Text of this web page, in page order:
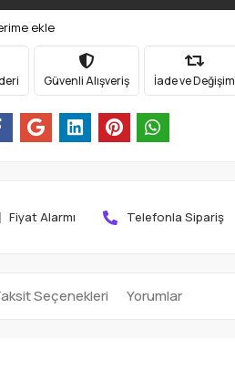
ekle
Güvenli Alışveriş İade ve Değişim
Fiyat Alarmı Telefonla Sipariş
Seçenekleri Yorumlar